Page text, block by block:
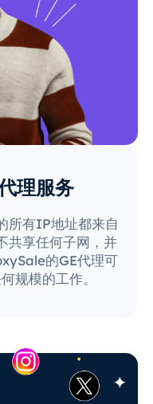
理服务
所有IP地址都来自
共享任何子网，并
的GE代理可
规模的工作。